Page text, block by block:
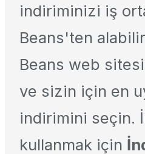
indiriminizi iş
Beans'ten
Beans web
ve sizin için en
indirimini seçin.
kullanmak için